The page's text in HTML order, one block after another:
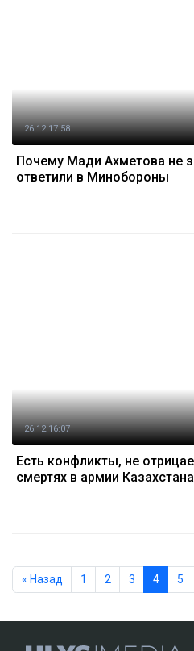
26.12 17:58
Почему Мади Ахметова не
ответили в Минобороны
26.12 16:07
Есть конфликты, не
смертях в армии Казахстана
« Назад 1 2 3 4 5